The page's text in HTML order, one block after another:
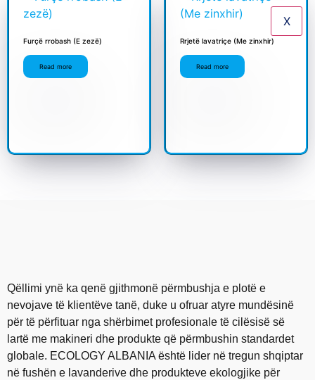
X
Furçë rrobash (E zezë)
Read more
Rrjetë lavatriçe (Me zinxhir)
Read more
Qëllimi ynë ka qenë gjithmonë përmbushja e plotë e
nevojave të klientëve tanë, duke u ofruar atyre mundësinë
për të përfituar nga shërbimet profesionale të cilësisë së
lartë me makineri dhe produkte që përmbushin standardet
globale. ECOLOGY ALBANIA është lider në tregun shqiptar
në fushën e lavanderive dhe produkteve ekologjike për